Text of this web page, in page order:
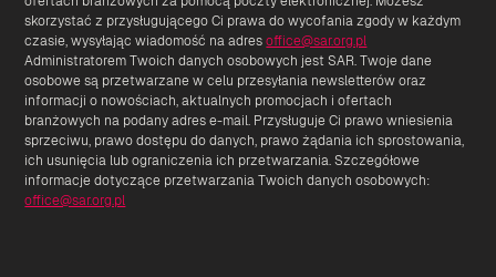
skorzystać z przysługującego Ci prawa do wycofania zgody w każdym
czasie, wysyłając wiadomość na adresoffice@sar.org.pl
Administratorem Twoich danych osobowych jest SAR. Twoje dane
osobowe są przetwarzane w celu przesyłania newsletterów oraz
informacji o nowościach, aktualnych promocjach i ofertach
branżowych na podany adres e-mail. Przysługuje Ci prawo wniesienia
sprzeciwu, prawo dostępu do danych, prawo żądania ich sprostowania,
ich usunięcia lub ograniczenia ich przetwarzania. Szczegółowe
informacje dotyczące przetwarzania Twoich danych osobowych:
office@sar.org.pl